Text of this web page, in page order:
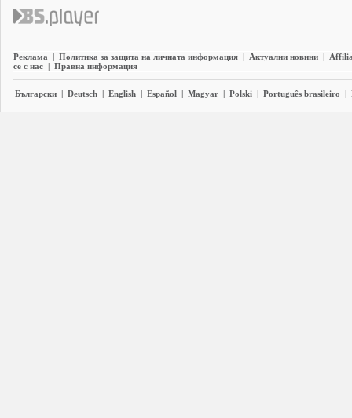
Реклама | Политика за защита на личната информация | Актуални новини |
се с нас | Правна информация
Български | Deutsch | English | Español | Magyar | Polski | Português brasileiro |